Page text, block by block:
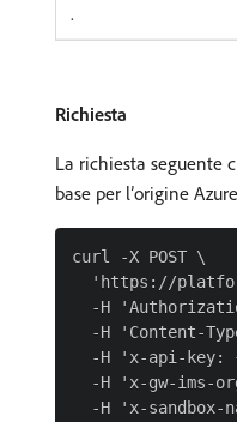
.
Richiesta
La richiesta seguente
base per l’origine
curl -X POST \
'https://
-H
-H 'Content-
-H 'x-api-key:
-H 'x-gw-ims-
-H 'x-sandbox-